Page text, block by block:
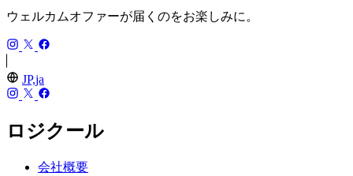
ウェルカムオファーが届くのをお楽しみに。
JP,ja
ロジクール
会社概要